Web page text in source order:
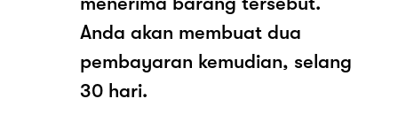
Anda akan membuat dua
pembayaran kemudian, selang
30 hari.